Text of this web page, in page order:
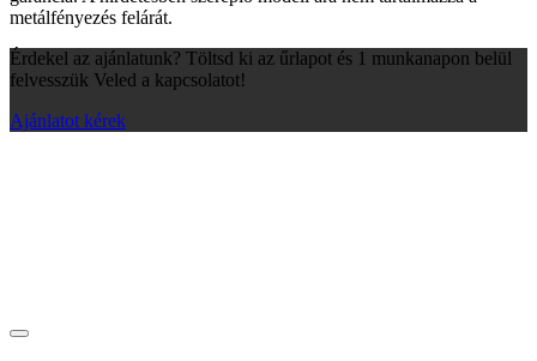
metálfényezés felárát.
Érdekel az ajánlatunk? Töltsd ki az űrlapot és 1 munkanapon belül
felvesszük Veled a kapcsolatot!
Ajánlatot kérek